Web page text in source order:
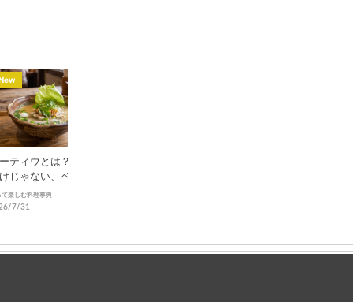
ティウとは？フォー
じゃない、ベトナム
の麺の魅力と歴史
て楽しむ料理事典
7/31